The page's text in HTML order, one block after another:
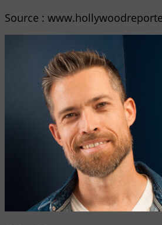
Source :